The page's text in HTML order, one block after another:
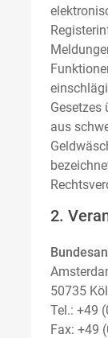
Gesetzes
aus
2.
50735
Tel.: +49
Fax: +49